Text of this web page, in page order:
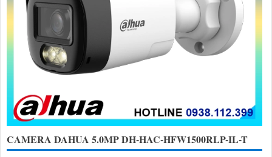
CAMERA DAHUA 5.0MP DH-HAC-HFW1500RLP-IL-T